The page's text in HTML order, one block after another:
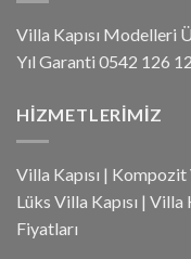
Villa Kapısı Modelleri
Yıl Garanti 0542 126
HIZMETLERIMIZ
Villa Kapısı | Kompozit
Lüks Villa Kapısı | Villa
Fiyatları